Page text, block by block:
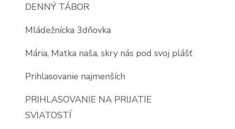
DENNÝ TÁBOR
Mládežnícka 3dňovka
Mária, Matka naša, skry nás pod svoj plášť
Prihlasovanie najmenších
PRIHLASOVANIE NA PRIJATIE
SVIATOSTÍ